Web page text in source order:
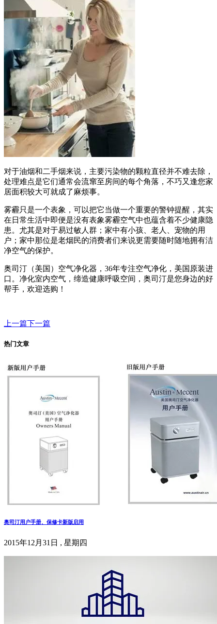
对于油烟和二手烟来说，主要污染物的颗粒直径并不难去除，
处理难点是它们通常会流窜至房间的每个角落，不巧又逢您家
居面积较大可就成了麻烦事。
雾霾只是一个表象，可以把它当做一个重要的警钟提醒，其实
在日常生活中即便是没有表象雾霾空气中也蕴含着不少健康隐
患。尤其是对于易过敏人群；家中有小孩、老人、宠物的用
户；家中那位是老烟民的消费者们来说更需要随时随地拥有洁
净空气的保护。
奥司汀（美国）空气净化器，36年专注空气净化，美国原装进
口。净化室内空气，缔造健康呼吸空间，奥司汀是您身边的好
帮手，欢迎选购！
上一篇下一篇
热门文章
奥司汀用户手册、保修卡新版启用
2015年12月31日 , 星期四